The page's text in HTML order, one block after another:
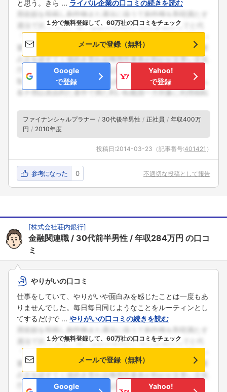
と思う。きら ... ライバル企業の口コミの続きを読む
１分で無料登録して、60万社の口コミをチェック
メールで登録（無料）
Google
で登録
Yahoo!
で登録
ファイナンシャルプラナー 30代後半男性 正社員
年収400万
円
2010年度
投稿日:2014-03-23 （記事番号:401421 ）
参考になった 0 不適切な投稿として報告
[株式会社荘内銀行]
金融関連職 30代前半男性 年収284万円 の口コ
ミ
やりがいの口コミ
仕事をしていて、やりがいや面白みを感じたことは一度もあ
りませんでした。毎日毎日同じようなことをルーティンとし
てするだけで ... やりがいの口コミの続きを読む
１分で無料登録して、60万社の口コミをチェック
メールで登録（無料）
Google
Yahoo!